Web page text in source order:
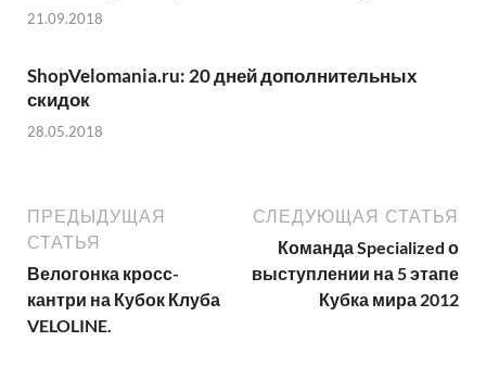
21.09.2018
ShopVelomania.ru: 20 дней дополнительных
скидок
28.05.2018
ПРЕДЫДУЩАЯ
СТАТЬЯ
Велогонка кросс-
кантри на Кубок Клуба
VELOLINE.
СЛЕДУЮЩАЯ СТАТЬЯ
Команда Specialized о
выступлении на 5 этапе
Кубка мира 2012